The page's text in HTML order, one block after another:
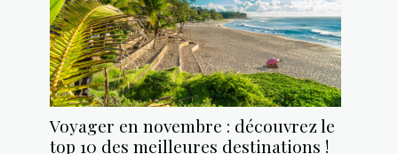
Voyager en novembre : découvrez le
top 10 des meilleures destinations !